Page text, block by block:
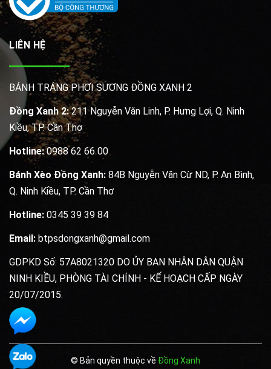
LIÊN HỆ
BÁNH TRÁNG PHƠI SƯƠNG ĐỒNG XANH 2
Đồng Xanh 2:211 Nguyễn Văn Linh, P. Hưng Lợi, Q. Ninh
Kiều, TP. Cần Thơ
Hotline:0988 62 66 00
Bánh Xèo Đồng Xanh: 84B Nguyễn Văn Cừ ND, P. An Bình,
Q. Ninh Kiều, TP. Cần Thơ
Hotline: 0345 39 39 84
Email: btpsdongxanh@gmail.com
GDPKD Số: 57A8021320 DO ỦY BAN NHÂN DÂN QUẬN
NINH KIỀU, PHÒNG TÀI CHÍNH - KẾ HOẠCH CẤP NGÀY
20/07/2015.
© Bản quyền thuộc về Đồng Xanh